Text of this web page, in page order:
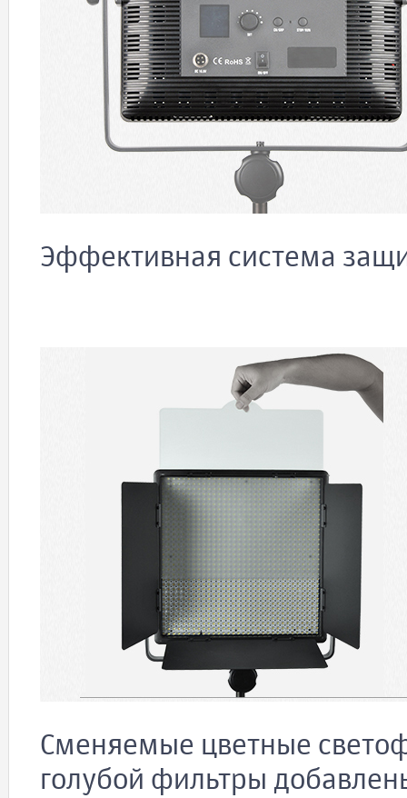
Эффективная система
Сменяемые цветные
голубой фильтры